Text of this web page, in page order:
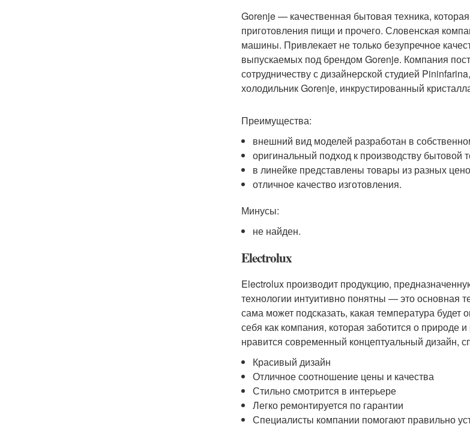
Gorenje — качественная бытовая техника,
приготовления пищи и прочего. Словенская
машины. Привлекает не только безупречное
выпускаемых под брендом Gorenje. Компания
сотрудничеству с дизайнерской студией
холодильник Gorenje, инкрустированный
Преимущества:
внешний вид моделей разработан в
оригинальный подход к производству бытовой
в линейке представлены товары из разных
отличное качество изготовления.
Минусы:
не найден.
Electrolux
Electrolux производит продукцию,
технологии интуитивно понятны — это основная
сама может подсказать, какая температура
себя как компания, которая заботится о природе
нравится современный концептуальный дизайн,
Красивый дизайн
Отличное соотношение цены и качества
Стильно смотрится в интерьере
Легко ремонтируется по гарантии
Специалисты компании помогают правильно